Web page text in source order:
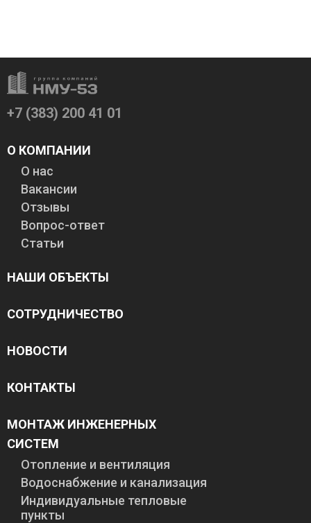
+7 (383) 200 41 01
О КОМПАНИИ
О нас
Вакансии
Отзывы
Вопрос-ответ
Статьи
НАШИ ОБЪЕКТЫ
СОТРУДНИЧЕСТВО
НОВОСТИ
КОНТАКТЫ
МОНТАЖ ИНЖЕНЕРНЫХ
СИСТЕМ
Отопление и вентиляция
Водоснабжение и канализация
Индивидуальные тепловые
пункты